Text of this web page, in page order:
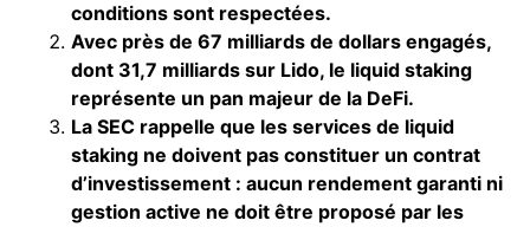
conditions sont respectées.
Avec près de 67 milliards de dollars engagés,
dont 31,7 milliards sur Lido, le liquid staking
représente un pan majeur de la DeFi.
La SEC rappelle que les services de liquid
staking ne doivent pas constituer un contrat
d’investissement : aucun rendement garanti ni
gestion active ne doit être proposé par les